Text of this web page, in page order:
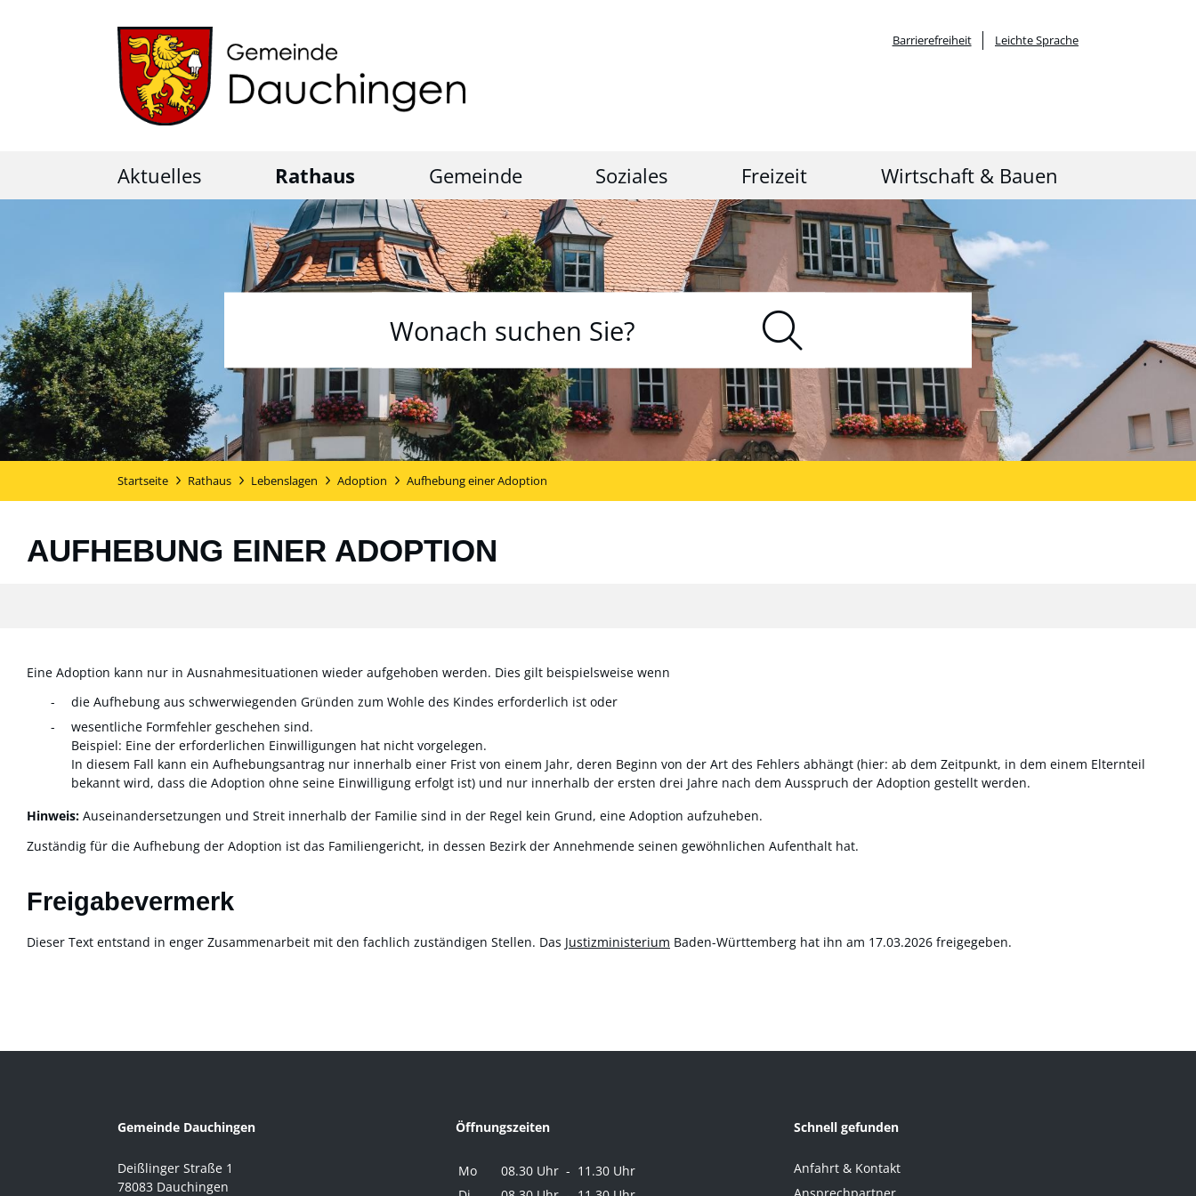
Barrierefreiheit Leichte Sprache
Aktuelles Rathaus Gemeinde Soziales Freizeit Wirtschaft & Bauen
Startseite Rathaus Lebenslagen Adoption Aufhebung einer Adoption
AUFHEBUNG EINER ADOPTION
Eine Adoption kann nur in Ausnahmesituationen wieder aufgehoben werden. Dies gilt beispielsweise wenn
die Aufhebung aus schwerwiegenden Gründen zum Wohle des Kindes erforderlich ist oder
wesentliche Formfehler geschehen sind.
Beispiel: Eine der erforderlichen Einwilligungen hat nicht vorgelegen.
In diesem Fall kann ein Aufhebungsantrag nur innerhalb einer Frist von einem Jahr, deren Beginn von der Art des Fehlers abhängt (hier: ab dem Zeitpunkt, in dem einem Elternteil
bekannt wird, dass die Adoption ohne seine Einwilligung erfolgt ist) und nur innerhalb der ersten drei Jahre nach dem Ausspruch der Adoption gestellt werden.
Hinweis: Auseinandersetzungen und Streit innerhalb der Familie sind in der Regel kein Grund, eine Adoption aufzuheben.
Zuständig für die Aufhebung der Adoption ist das Familiengericht, in dessen Bezirk der Annehmende seinen gewöhnlichen Aufenthalt hat.
Freigabevermerk
Dieser Text entstand in enger Zusammenarbeit mit den fachlich zuständigen Stellen. Das Justizministerium Baden-Württemberg hat ihn am 17.03.2026 freigegeben.
Gemeinde Dauchingen
Deißlinger Straße 1
78083 Dauchingen
Öffnungszeiten
Mo
08.30 Uhr - 11.30 Uhr
Schnell gefunden
Anfahrt & Kontakt